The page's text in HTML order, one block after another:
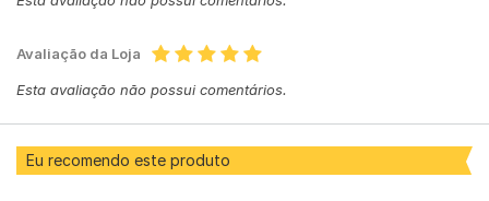
Avaliação da Loja
Esta avaliação não possui comentários.
Eu recomendo este produto